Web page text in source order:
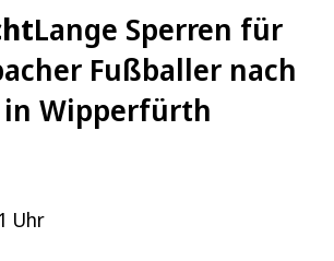
Lange Sperren für
Fußballer nach
in Wipperfürth
Uhr